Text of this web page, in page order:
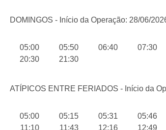
DOMINGOS - Início da Operação: 28/06/
05:00 05:50 06:40 07:30
20:30
21:30
ATÍPICOS ENTRE FERIADOS - Início da
05:00 05:15 05:31 05:46
11:10
11:43 12:16 12:49